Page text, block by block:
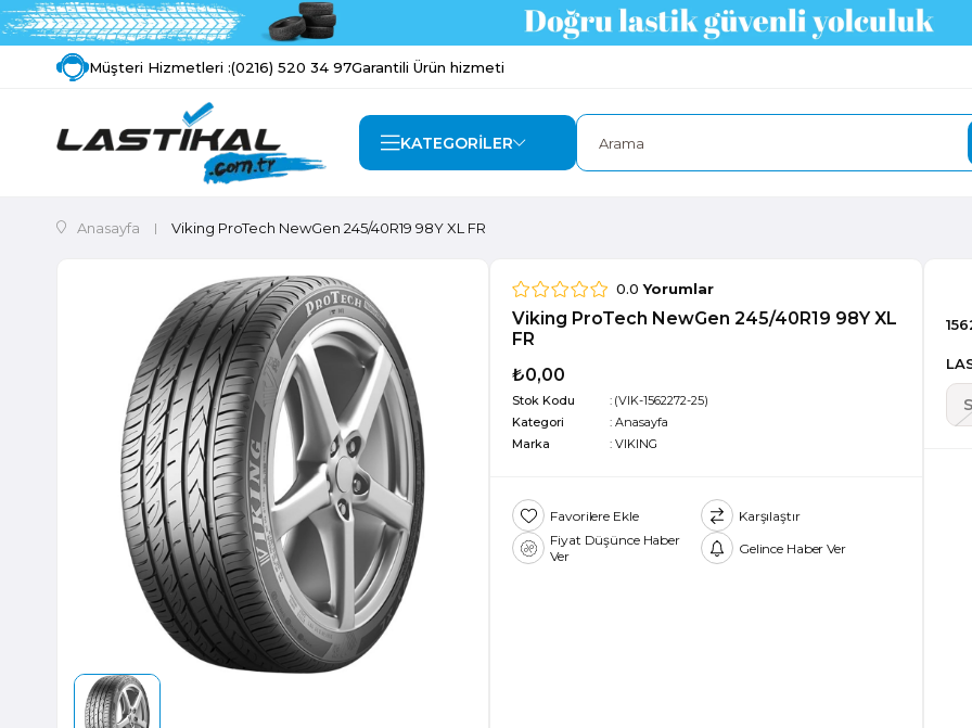
Müşteri Hizmetleri :(0216) 520 34 97Garantili Ürün hizmeti
KATEGORİLER
Anasayfa Viking ProTech NewGen 245/40R19 98Y XL FR
0.0 Yorumlar
Viking ProTech NewGen 245/40R19 98Y XL
FR
₺0,00
Stok Kodu
(VIK-1562272-25)
Kategori
:Anasayfa
Marka
: VIKING
Favorilere Ekle
Karşılaştır
Fiyat Düşünce Haber
Ver
Gelince Haber Ver